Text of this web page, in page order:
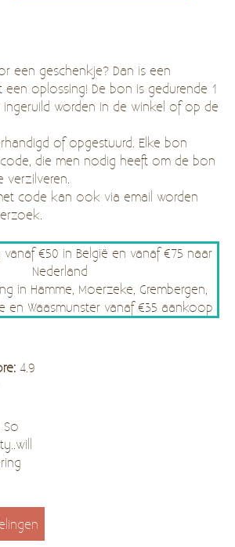
een geschenkje? Dan is een
oplossing! De bon is gedurende 1
worden in de winkel of op de
of opgestuurd. Elke bon
die men nodig heeft om de bon
code kan ook via email worden
vanaf €50 in België en vanaf €75 naar
Nederland
in Hamme, Moerzeke, Grembergen,
en Waasmunster vanaf €35 aankoop
4.9
So